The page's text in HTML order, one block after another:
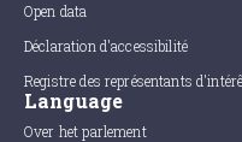
Open data
Déclaration d'accessibilité
Registre des représentants
Language
Over het parlement